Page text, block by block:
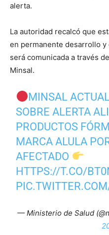
alerta.
La autoridad recalcó que
en permanente desarrollo
será comunicada a través
Minsal.
MINSAL
SOBRE ALERTA
PRODUCTOS
MARCA ALULA
AFECTADO
HTTPS://T.CO/
— Ministerio de Salud